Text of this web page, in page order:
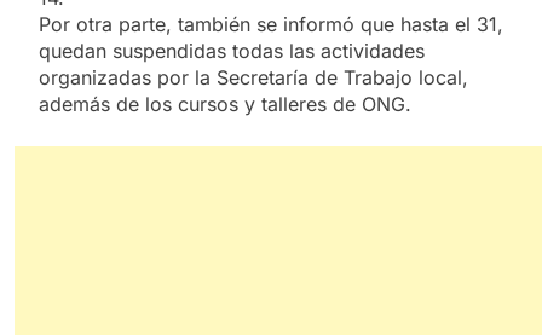
Por otra parte, también se informó que hasta el 31,
quedan suspendidas todas las actividades
organizadas por la Secretaría de Trabajo local,
además de los cursos y talleres de ONG.